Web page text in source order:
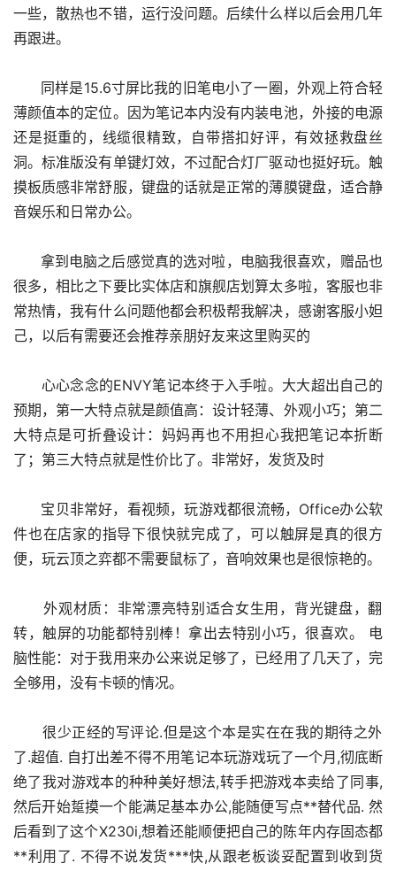
一些，散热也不错，运行没问题。后续什么样以后会用几年
再跟进。
薄颜值本的定位。因为笔记本内没有内装电池，外接的电源
还是挺重的，线缆很精致，自带搭扣好评，有效拯救盘丝
洞。标准版没有单键灯效，不过配合灯厂驱动也挺好玩。触
摸板质感非常舒服，键盘的话就是正常的薄膜键盘，适合静
音娱乐和日常办公。
很多，相比之下要比实体店和旗舰店划算太多啦，客服也非
常热情，我有什么问题他都会积极帮我解决，感谢客服小妲
己，以后有需要还会推荐亲朋好友来这里购买的
预期，第一大特点就是颜值高：设计轻薄、外观小巧；第二
大特点是可折叠设计：妈妈再也不用担心我把笔记本折断
了；第三大特点就是性价比了。非常好，发货及时
件也在店家的指导下很快就完成了，可以触屏是真的很方
便，玩云顶之弈都不需要鼠标了，音响效果也是很惊艳的。
      外观材质：非常漂亮特别适合女生用，背光键盘，翻
转，触屏的功能都特别棒！拿出去特别小巧，很喜欢。 电
脑性能：对于我用来办公来说足够了，已经用了几天了，完
全够用，没有卡顿的情况。
      很少正经的写评论.但是这个本是实在在我的期待之外
了.超值. 自打出差不得不用笔记本玩游戏玩了一个月,彻底断
绝了我对游戏本的种种美好想法,转手把游戏本卖给了同事,
然后开始踅摸一个能满足基本办公,能随便写点**替代品. 然
后看到了这个X230i,想着还能顺便把自己的陈年内存固态都
**利用了. 不得不说发货***快,从跟老板谈妥配置到收到货